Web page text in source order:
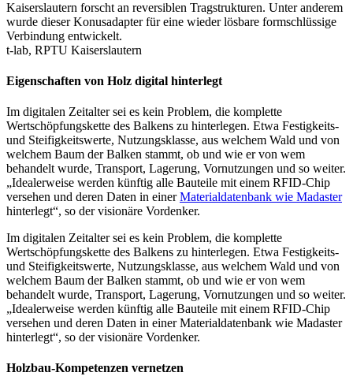
Kaiserslautern forscht an reversiblen Tragstrukturen. Unter anderem
wurde dieser Konusadapter für eine wieder lösbare formschlüssige
Verbindung entwickelt.
t-lab, RPTU Kaiserslautern
Eigenschaften von Holz digital hinterlegt
Im digitalen Zeitalter sei es kein Problem, die komplette
Wertschöpfungskette des Balkens zu hinterlegen. Etwa Festigkeits-
und Steifigkeitswerte, Nutzungsklasse, aus welchem Wald und von
welchem Baum der Balken stammt, ob und wie er von wem
behandelt wurde, Transport, Lagerung, Vornutzungen und so weiter.
„Idealerweise werden künftig alle Bauteile mit einem RFID-Chip
versehen und deren Daten in einerMaterialdatenbank wie Madaster
hinterlegt“, so der visionäre Vordenker.
Im digitalen Zeitalter sei es kein Problem, die komplette
Wertschöpfungskette des Balkens zu hinterlegen. Etwa Festigkeits-
und Steifigkeitswerte, Nutzungsklasse, aus welchem Wald und von
welchem Baum der Balken stammt, ob und wie er von wem
behandelt wurde, Transport, Lagerung, Vornutzungen und so weiter.
„Idealerweise werden künftig alle Bauteile mit einem RFID-Chip
versehen und deren Daten in einer Materialdatenbank wie Madaster
hinterlegt“, so der visionäre Vordenker.
Holzbau-Kompetenzen vernetzen